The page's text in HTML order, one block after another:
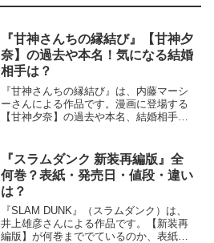
『甘神さんちの縁結び』【甘神夕
奈】の過去や本名！気になる結婚
相手は？
『甘神さんちの縁結び』は、内藤マーシ
ーさんによる作品です。漫画に登場する
【甘神夕奈】の過去や本名、結婚相手、
『スラムダンク 新装再編版』全
何巻？表紙・発売日・値段・違い
は？
『SLAM DUNK』（スラムダンク）は、
井上雄彦さんによる作品です。【新装再
編版】が何巻まででているのか、表紙